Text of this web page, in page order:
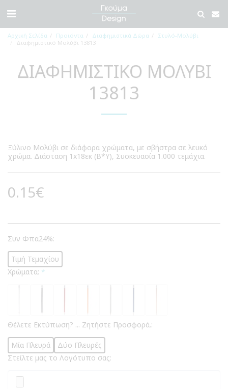
Αρχική Σελίδα Προϊόντα Διαφημιστικά Δώρα
Στυλό-Μολύβι
Διαφημιστικό Μολύβι 13813
ΔΙΑΦΗΜΙΣΤΙΚΌ ΜΟΛΎΒΙ
13813
Ξύλινο Μολύβι σε διάφορα χρώματα, με σβήστρα σε λευκό
χρώμα. Διάσταση 1x18εκ (Β*Υ), Συσκευασία 1.000 τεμάχια.
0.15€
Συν Φπα24%:
Τιμή Τεμαχίου
Χρώματα: *
Θέλετε Εκτύπωση? ... Ζητήστε Προσφορά.:
Μία Πλευρά
Δύο Πλευρές
Στείλτε μας το Λογότυπο σας: